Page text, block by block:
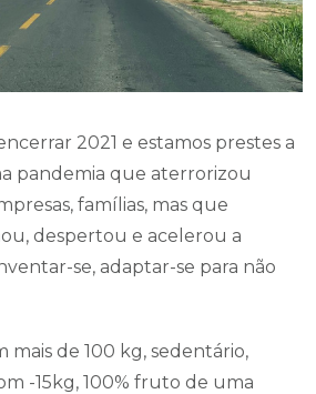
2021 e estamos prestes a
pandemia que aterrorizou
famílias, mas que
despertou e acelerou a
se, adaptar-se para não
mais de 100 kg, sedentário,
-15kg, 100% fruto de uma